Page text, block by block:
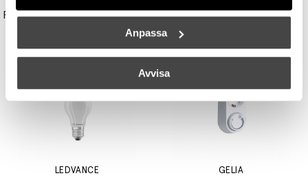
Anpassa
Avvisa
Reflektor MR11 28W (=35W) GU10
LEDVANCE GELIA